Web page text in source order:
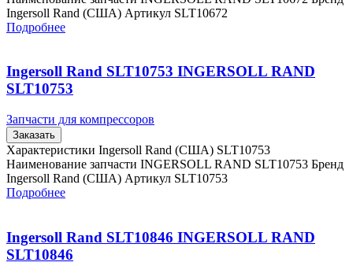
Ingersoll Rand (США) Артикул SLT10672
Подробнее
Ingersoll Rand SLT10753 INGERSOLL RAND
SLT10753
Запчасти для компрессоров
Заказать
Характеристики Ingersoll Rand (США) SLT10753
Наименование запчасти INGERSOLL RAND SLT10753 Бренд
Ingersoll Rand (США) Артикул SLT10753
Подробнее
Ingersoll Rand SLT10846 INGERSOLL RAND
SLT10846